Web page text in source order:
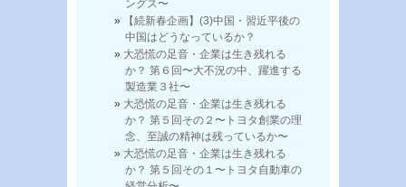
ングス〜
【続新春企画】(3)中国・習近平後の
中国はどうなっているか？
大恐慌の足音・企業は生き残れる
か？ 第６回〜大不況の中、躍進する
製造業３社〜
大恐慌の足音・企業は生き残れる
か？ 第５回その２〜トヨタ創業の理
念、至誠の精神は残っているか〜
大恐慌の足音・企業は生き残れる
か？ 第５回その１〜トヨタ自動車の